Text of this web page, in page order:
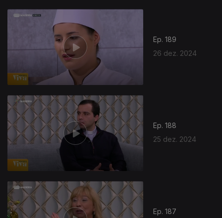
Ep. 189
26 dez. 2024
Ep. 188
25 dez. 2024
Ep. 187